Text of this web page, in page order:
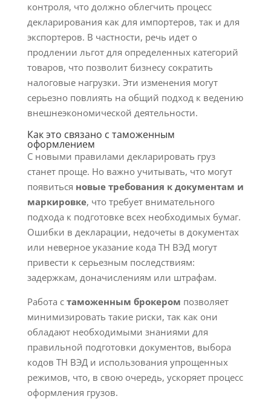
контроля, что должно облегчить процесс
декларирования как для импортеров, так и для
экспортеров. В частности, речь идет о
продлении льгот для определенных категорий
товаров, что позволит бизнесу сократить
налоговые нагрузки. Эти изменения могут
серьезно повлиять на общий подход к ведению
внешнеэкономической деятельности.
Как это связано с таможенным
оформлением
С новыми правилами декларировать груз
станет проще. Но важно учитывать, что могут
появиться новые требования к документам и
маркировке, что требует внимательного
подхода к подготовке всех необходимых бумаг.
Ошибки в декларации, недочеты в документах
или неверное указание кода ТН ВЭД могут
привести к серьезным последствиям:
задержкам, доначислениям или штрафам.
Работа с таможенным брокером позволяет
минимизировать такие риски, так как они
обладают необходимыми знаниями для
правильной подготовки документов, выбора
кодов ТН ВЭД и использования упрощенных
режимов, что, в свою очередь, ускоряет процесс
оформления грузов.